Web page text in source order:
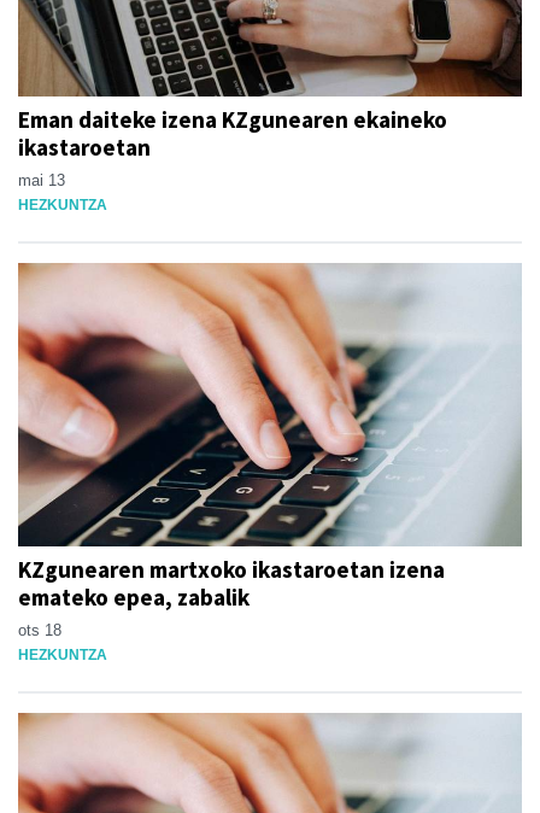
Eman daiteke izena KZgunearen ekaineko
ikastaroetan
mai 13
HEZKUNTZA
KZgunearen martxoko ikastaroetan izena
emateko epea, zabalik
ots 18
HEZKUNTZA